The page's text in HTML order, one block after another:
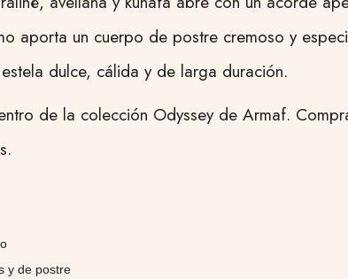
aporta un cuerpo de postre cremoso y
dulce, cálida y de larga duración.
de la colección Odyssey de Armaf.
y de postre